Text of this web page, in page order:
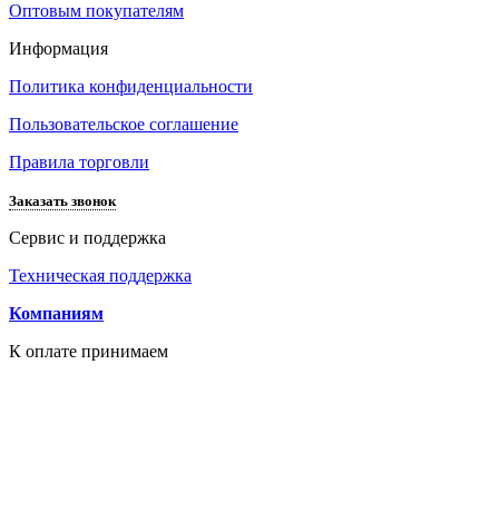
Оптовым покупателям
Информация
Политика конфиденциальности
Пользовательское соглашение
Правила торговли
Заказать звонок
Сервис и поддержка
Техническая поддержка
Компаниям
К оплате принимаем